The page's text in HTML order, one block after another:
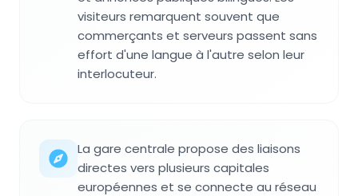
visiteurs remarquent souvent que
commerçants et serveurs passent sans
effort d'une langue à l'autre selon leur
interlocuteur.
La gare centrale propose des liaisons
directes vers plusieurs capitales
européennes et se connecte au réseau